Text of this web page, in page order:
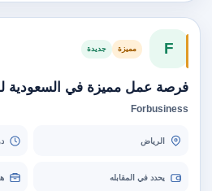
F مميزة جديدة
فرصة عمل مميزة في السعودية
Forbusiness
الرياض
يحدد في المقابله